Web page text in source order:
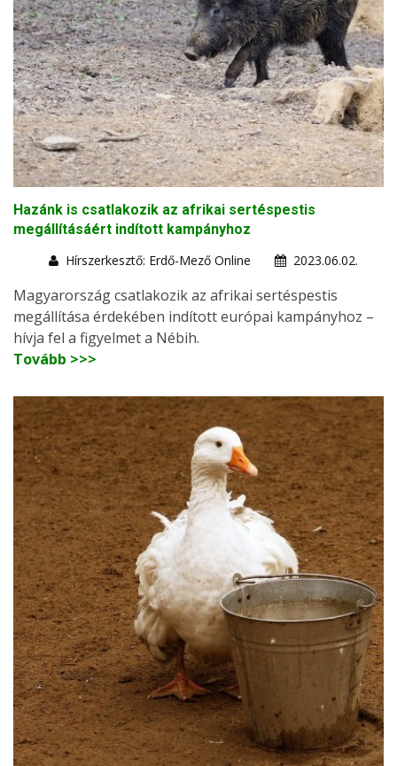
Hazánk is csatlakozik az afrikai sertéspestis
megállításáért indított kampányhoz
Hírszerkesztő: Erdő-Mező Online
2023.06.02.
Magyarország csatlakozik az afrikai sertéspestis
megállítása érdekében indított európai kampányhoz –
hívja fel a figyelmet a Nébih.
Tovább >>>